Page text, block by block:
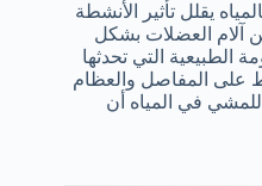
يقلل تأثير الأنشطة
آلام العضلات بشكل
الطبيعية التي تحدثها
على المفاصل والعظام
في المياه أن